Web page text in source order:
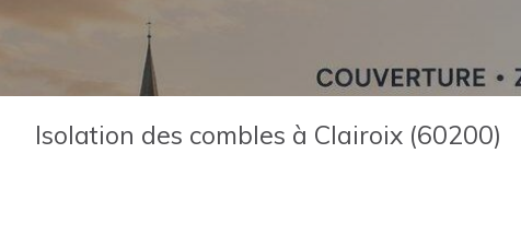
Isolation des combles à Clairoix (60200)